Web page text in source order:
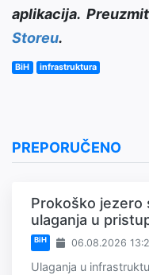
aplikacija.
Storeu.
BiH infrastruktura
PREPORUČENO
Prokoško jezero
ulaganja u
BiH 06.08.2026
Ulaganja u